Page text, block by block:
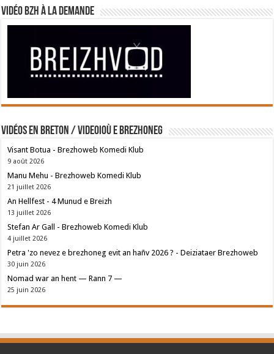
Vidéo BZH à la demande
Vidéos en breton / Videoioù e brezhoneg
Visant Botua - Brezhoweb Komedi Klub
9 août 2026
Manu Mehu - Brezhoweb Komedi Klub
21 juillet 2026
An Hellfest - 4 Munud e Breizh
13 juillet 2026
Stefan Ar Gall - Brezhoweb Komedi Klub
4 juillet 2026
Petra 'zo nevez e brezhoneg evit an hañv 2026 ? - Deiziataer Brezhoweb
30 juin 2026
Nomad war an hent — Rann 7 —
25 juin 2026